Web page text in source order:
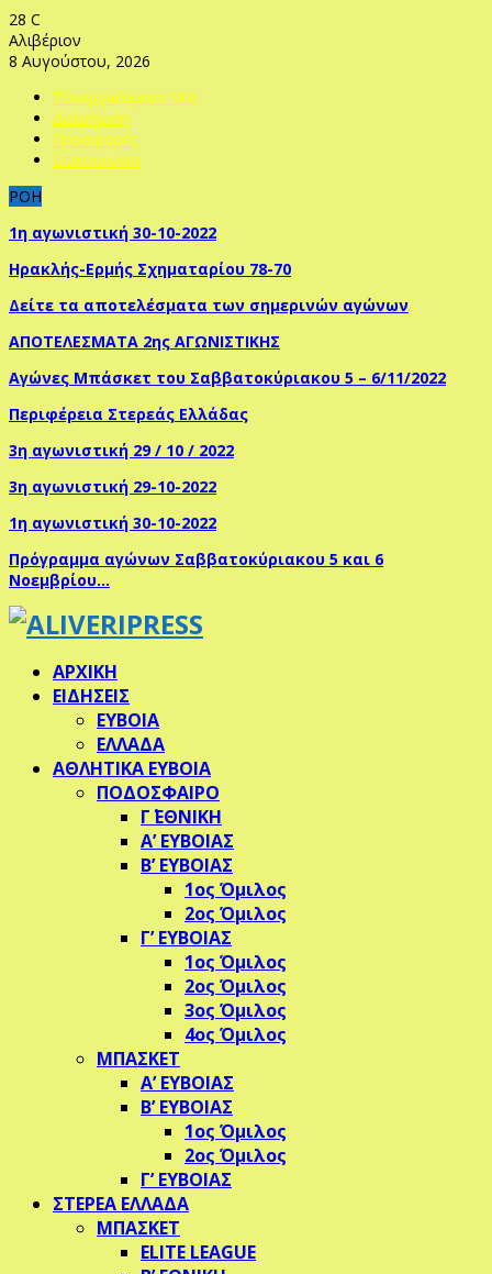
28 C
Αλιβέριον
8 Αυγούστου, 2026
Συνεργαζόμενα Site
Διαφήμιση
Προσφορές
Επικοινωνία
ΡΟΗ
1η αγωνιστική 30-10-2022
Ηρακλής-Ερμής Σχηματαρίου 78-70
Δείτε τα αποτελέσματα των σημερινών αγώνων
ΑΠΟΤΕΛΕΣΜΑΤΑ 2ης ΑΓΩΝΙΣΤΙΚΗΣ
Αγώνες Μπάσκετ του Σαββατοκύριακου 5 – 6/11/2022
Περιφέρεια Στερεάς Ελλάδας
3η αγωνιστική 29 / 10 / 2022
3η αγωνιστική 29-10-2022
1η αγωνιστική 30-10-2022
Πρόγραμμα αγώνων Σαββατοκύριακου 5 και 6
Νοεμβρίου…
ΑΡΧΙΚΗ
ΕΙΔΗΣΕΙΣ
ΕΥΒΟΙΑ
ΕΛΛΑΔΑ
ΑΘΛΗΤΙΚΑ ΕΥΒΟΙΑ
ΠΟΔΟΣΦΑΙΡΟ
Γ΄ ΕΘΝΙΚΗ
Α’ ΕΥΒΟΙΑΣ
Β’ ΕΥΒΟΙΑΣ
1ος Όμιλος
2ος Όμιλος
Γ’ ΕΥΒΟΙΑΣ
1ος Όμιλος
2ος Όμιλος
3ος Όμιλος
4ος Όμιλος
ΜΠΑΣΚΕΤ
Α’ ΕΥΒΟΙΑΣ
Β’ ΕΥΒΟΙΑΣ
1ος Όμιλος
2ος Όμιλος
Γ’ ΕΥΒΟΙΑΣ
ΣΤΕΡΕΑ ΕΛΛΑΔΑ
ΜΠΑΣΚΕΤ
ELITE LEAGUE